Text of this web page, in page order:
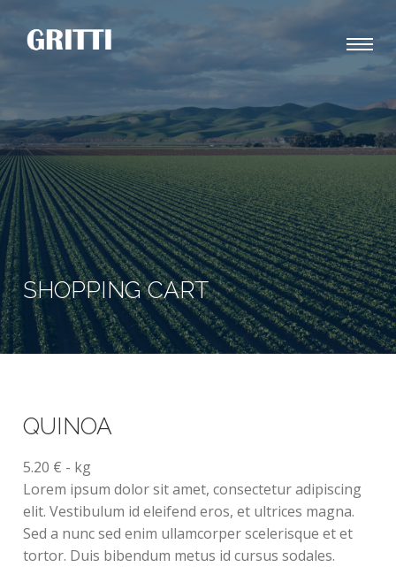
SHOPPING CART
QUINOA
5.20 € - kg
Lorem ipsum dolor sit amet, consectetur adipiscing
elit. Vestibulum id eleifend eros, et ultrices magna.
Sed a nunc sed enim ullamcorper scelerisque et et
tortor. Duis bibendum metus id cursus sodales.